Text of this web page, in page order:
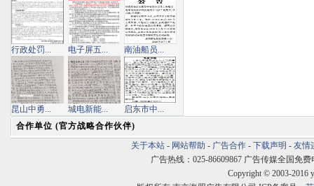
行政处罚... 电子屏五... 南油船员...
昆山中勇... 城电新能...
启东市中...
合作单位 (官方战略合作伙伴)
关于本站 - 网站帮助 - 广告合作 - 下载声明 - 友情
广告热线：025-86609867 广告传媒全国免费
Copyright © 2003-2016